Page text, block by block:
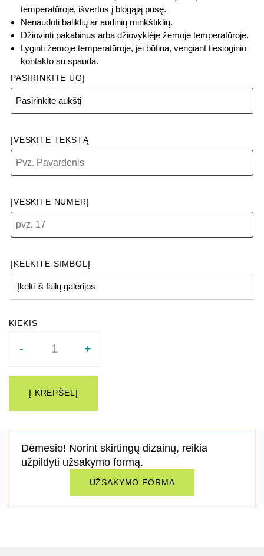
temperatūroje, išvertus į blogąją pusę.
Nenaudoti baliklių ar audinių minkštiklių.
Džiovinti pakabinus arba džiovyklėje žemoje temperatūroje.
Lyginti žemoje temperatūroje, jei būtina, vengiant tiesioginio
kontakto su spauda.
PASIRINKITE ŪGĮ
ĮVESKITE TEKSTĄ
ĮVESKITE NUMERĮ
ĮKELKITE SIMBOLĮ
Įkelti iš failų galerijos
- +
Į KREPŠELĮ
Dėmesio! Norint skirtingų dizainų, reikia
užpildyti užsakymo formą.
UŽSAKYMO FORMA